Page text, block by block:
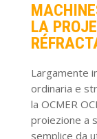
LA
Largamente
ordinaria e
la OCMER
proiezione a
semplice da